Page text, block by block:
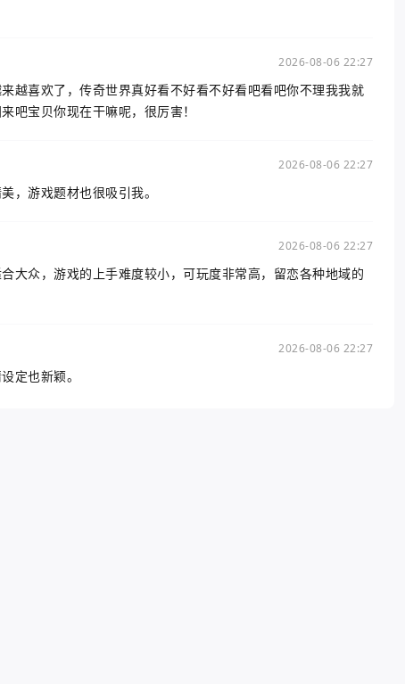
2026-08-06 22:27
越喜欢了，传奇世界真好看不好看不好看吧看吧你不理我我就
吧宝贝你现在干嘛呢，很厉害！
2026-08-06 22:27
，游戏题材也很吸引我。
2026-08-06 22:27
大众，游戏的上手难度较小，可玩度非常高，留恋各种地域的
2026-08-06 22:27
定也新颖。